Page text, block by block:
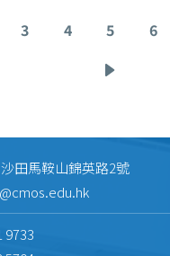
頁
3
頁
4
頁
面
5
頁
6
田馬鞍山錦英路2號
9733